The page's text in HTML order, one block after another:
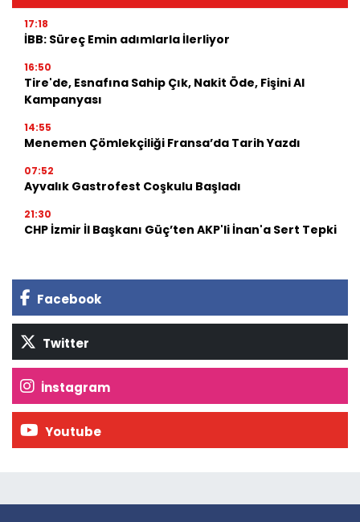
17:18
İBB: Süreç Emin adımlarla İlerliyor
16:50
Tire'de, Esnafına Sahip Çık, Nakit Öde, Fişini Al
Kampanyası
14:55
Menemen Çömlekçiliği Fransa’da Tarih Yazdı
07:52
Ayvalık Gastrofest Coşkulu Başladı
21:30
CHP İzmir İl Başkanı Güç’ten AKP'li İnan'a Sert Tepki
Facebook
Twitter
İnstagram
Youtube